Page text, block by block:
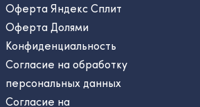
Оферта Яндекс Сплит
Оферта Долями
Конфиденциальность
Согласие на обработку
персональных данных
Согласие на